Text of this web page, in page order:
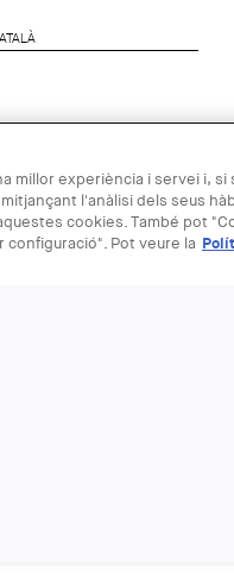
CATALÀ
Next Generation
MAR
MADRID
millor experiència i servei i, si
l'anàlisi dels seus
cookies. També pot
configuració". Pot veure la